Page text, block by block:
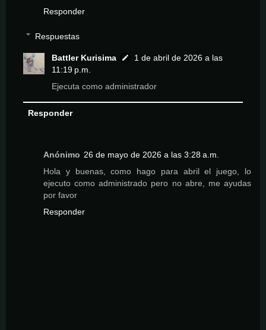
Responder
Respuestas
Battler Kurisima
1 de abril de 2026 a las
11:19 p.m.
Ejecuta como administrador
Responder
Anónimo 26 de mayo de 2026 a las 3:28 a.m.
Hola y buenas, como hago para abril el juego, lo
ejecuto como administrado pero no abre, me ayudas
por favor
Responder